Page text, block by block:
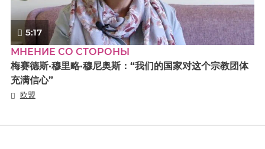
5:17
МНЕНИЕ СО СТОРОНЫ
梅赛德斯·穆里略·穆尼奥斯：“我们的国家对这个宗教团体
充满信心”
欧盟